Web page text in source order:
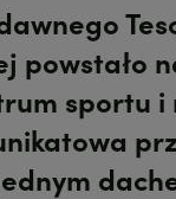
powstało
sportu